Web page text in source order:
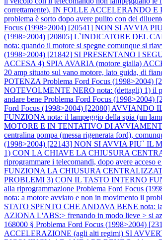
correttamente). IN FOLLE ACCELERANDO
problema è sorto dopo avere pulito con del
Focus (1998>2004) [20541] NON SI AVVIA
(1998>2004) [20805] L`INDICATORE DEL
nota: quando il motore si spegne comunque si
(1998>2004) [21842] SI PRESENTANO I
ACCESA 4) SPIA AVARIA (motore gialla)
20 amp situato sul vano motore, lato guida, di
POTENZA Problema Ford Focus
NOTEVOLMENTE NERO nota: (dettagli) 1) il
andare bene Problema Ford Focus (1998>2004)
Ford Focus (1998>2004) [22080]
FUNZIONA nota: il lampeggio della spia (un
MOTORE E IN TENTATIVO DI
centralina pompa (messa rigenerata ford),
(1998>2004) [22143] NON SI AVVIA PIU` IL
1) CON LA CHIAVE LA CHIUSURA
riprogrammare i telecomandi, dopo avere acceso
FUNZIONA LA CHIUSURA
PROBLEMI 3) CON IL TASTO INTERNO
alla riprogrammazione Problema Ford Focus
nota: a motore avviato e non in movimento il
STATO SPENTO CHE ANDAVA BENE nota: la
AZIONA L'ABS:> frenando in modo lieve > si
168000 § Problema Ford Focus (1998>2004)
ACCELERAZIONE (agli alti regimi) SI